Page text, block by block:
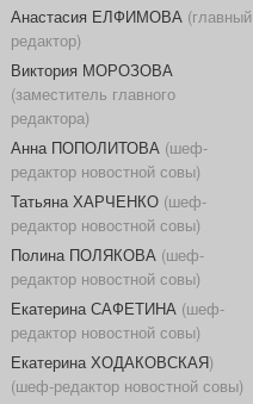
Анастасия ЕЛФИМОВА(главный
редактор)
Виктория МОРОЗОВА
(заместитель главного
редактора)
Анна ПОПОЛИТОВА(шеф-
редактор новостной совы)
Татьяна ХАРЧЕНКО(шеф-
редактор новостной совы)
Полина ПОЛЯКОВА(шеф-
редактор новостной совы)
Екатерина САФЕТИНА(шеф-
редактор новостной совы)
Екатерина ХОДАКОВСКАЯ)
(шеф-редактор новостной совы)